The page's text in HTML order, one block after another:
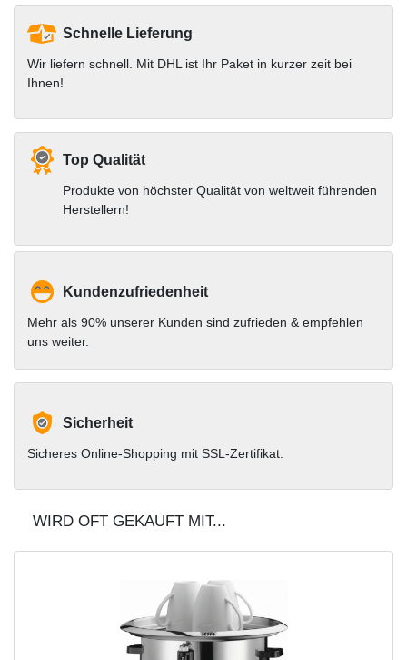
Schnelle Lieferung
Wir liefern schnell. Mit DHL ist Ihr Paket in kurzer zeit bei
Ihnen!
Top Qualität
Produkte von höchster Qualität von weltweit führenden
Herstellern!
Kundenzufriedenheit
Mehr als 90% unserer Kunden sind zufrieden & empfehlen
uns weiter.
Sicherheit
Sicheres Online-Shopping mit SSL-Zertifikat.
WIRD OFT GEKAUFT MIT...